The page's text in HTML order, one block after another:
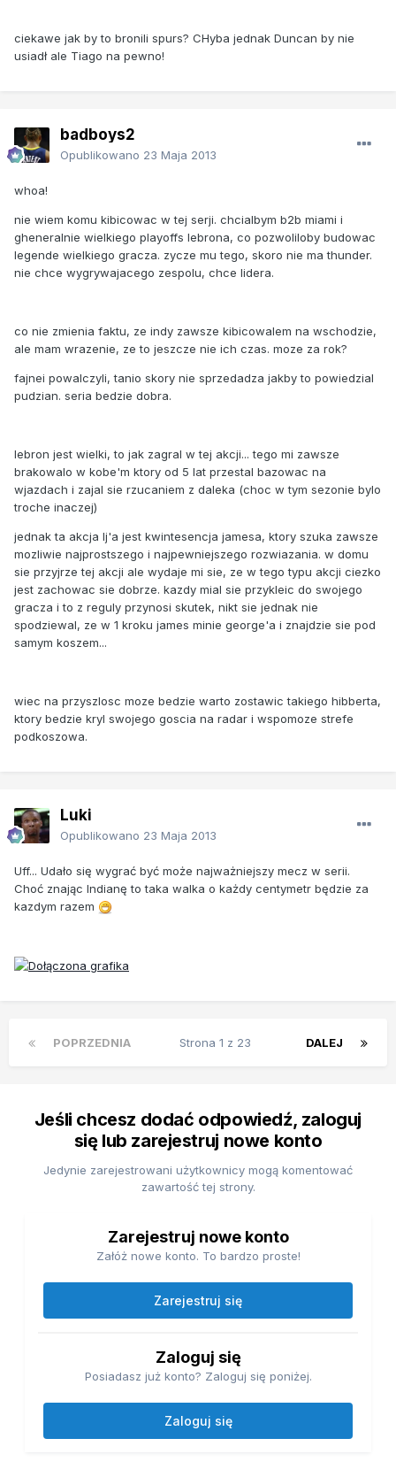
ciekawe jak by to bronili spurs? CHyba jednak Duncan by nie
usiadł ale Tiago na pewno!
badboys2
Opublikowano 23 Maja 2013
whoa!
nie wiem komu kibicowac w tej serji. chcialbym b2b miami i
gheneralnie wielkiego playoffs lebrona, co pozwoliloby budowac
legende wielkiego gracza. zycze mu tego, skoro nie ma thunder.
nie chce wygrywajacego zespolu, chce lidera.
co nie zmienia faktu, ze indy zawsze kibicowalem na wschodzie,
ale mam wrazenie, ze to jeszcze nie ich czas. moze za rok?
fajnei powalczyli, tanio skory nie sprzedadza jakby to powiedzial
pudzian. seria bedzie dobra.
lebron jest wielki, to jak zagral w tej akcji... tego mi zawsze
brakowalo w kobe'm ktory od 5 lat przestal bazowac na
wjazdach i zajal sie rzucaniem z daleka (choc w tym sezonie bylo
troche inaczej)
jednak ta akcja lj'a jest kwintesencja jamesa, ktory szuka zawsze
mozliwie najprostszego i najpewniejszego rozwiazania. w domu
sie przyjrze tej akcji ale wydaje mi sie, ze w tego typu akcji ciezko
jest zachowac sie dobrze. kazdy mial sie przykleic do swojego
gracza i to z reguly przynosi skutek, nikt sie jednak nie
spodziewal, ze w 1 kroku james minie george'a i znajdzie sie pod
samym koszem...
wiec na przyszlosc moze bedzie warto zostawic takiego hibberta,
ktory bedzie kryl swojego goscia na radar i wspomoze strefe
podkoszowa.
Luki
Opublikowano 23 Maja 2013
Uff... Udało się wygrać być może najważniejszy mecz w serii.
Choć znając Indianę to taka walka o każdy centymetr będzie za
kazdym razem
POPRZEDNIA DALEJ
Strona 1 z 23
Jeśli chcesz dodać odpowiedź, zaloguj
się lub zarejestruj nowe konto
Jedynie zarejestrowani użytkownicy mogą komentować
zawartość tej strony.
Zarejestruj nowe konto
Załóż nowe konto. To bardzo proste!
Zarejestruj się
Zaloguj się
Posiadasz już konto? Zaloguj się poniżej.
Zaloguj się